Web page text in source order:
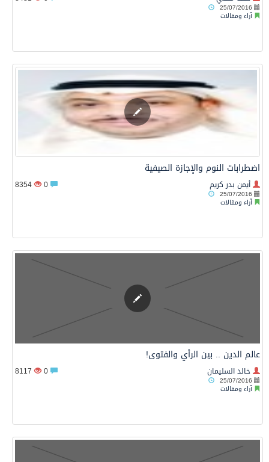
25/07/2016
آراء ومقالات
اضطرابات النوم والإجازة الصيفية
أيمن بدر كريم
25/07/2016
آراء ومقالات
8354
عالم الدين .. بين الرأي والفتوى!
خالد السليمان
25/07/2016
آراء ومقالات
8117